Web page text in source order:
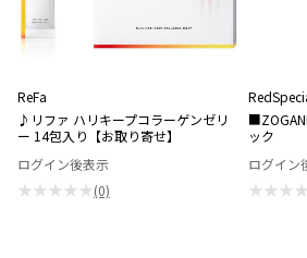
ReFa
♪リファ ハリキープコラーゲンゼリ
ー 14包入り【お取り寄せ】
ログイン後表示
★★★★★(0)
ック
ログイン